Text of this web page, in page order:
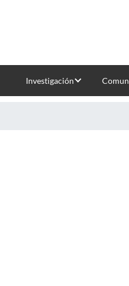
Investigación
viales con apoyo del
y procesamiento de datos